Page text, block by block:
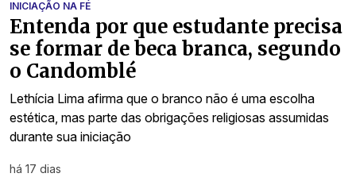
INICIAÇÃO NA FÉ
Entenda por que estudante precisa
se formar de beca branca, segundo
o Candomblé
Lethícia Lima afirma que o branco não é uma escolha
estética, mas parte das obrigações religiosas assumidas
durante sua iniciação
há 17 dias